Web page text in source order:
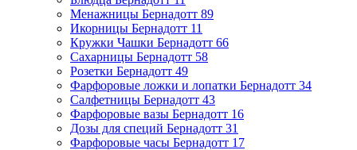
Менажницы Бернадотт 89
Икорницы Бернадотт 11
Кружки Чашки Бернадотт 66
Сахарницы Бернадотт 58
Розетки Бернадотт 49
Фарфоровые ложки и лопатки Бернадотт 34
Салфетницы Бернадотт 43
Фарфоровые вазы Бернадотт 16
Дозы для специй Бернадотт 31
Фарфоровые часы Бернадотт 17